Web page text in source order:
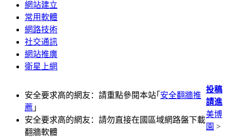
網站建立
常用軟體
網路技術
社交通訊
網站推廣
衛星上網
安全要求高的網友：請重點參閱本站｢ 安全翻牆推
薦 ｣
安全要求高的網友：請勿直接在國區域網路盤下載
翻牆軟體
投稿
請進
美博
園 >